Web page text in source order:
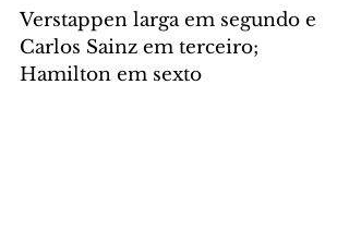
Verstappen larga em segundo e
Carlos Sainz em terceiro;
Hamilton em sexto